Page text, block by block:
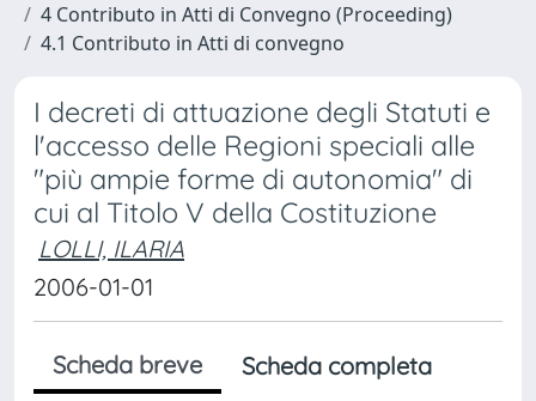
4 Contributo in Atti di Convegno (Proceeding)
4.1 Contributo in Atti di convegno
I decreti di attuazione degli Statuti e
l'accesso delle Regioni speciali alle
"più ampie forme di autonomia" di
cui al Titolo V della Costituzione
LOLLI, ILARIA
2006-01-01
Scheda breve
Scheda completa